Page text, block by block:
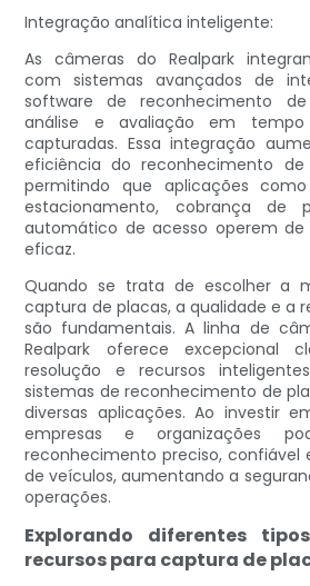
Integração analítica inteligente:
As câmeras do Realpark
com sistemas avançados de
software de reconhecimento
análise e avaliação em
capturadas. Essa integração
eficiência do reconhecimento
permitindo que aplicações
estacionamento, cobrança de
automático de acesso operem
eficaz.
Quando se trata de escolher a
captura de placas, a qualidade e a
são fundamentais. A linha de
Realpark oferece excepcional
resolução e recursos
sistemas de reconhecimento de
diversas aplicações. Ao investir
empresas e organizações
reconhecimento preciso, confiável
de veículos, aumentando a
operações.
Explorando diferentes
recursos para captura de